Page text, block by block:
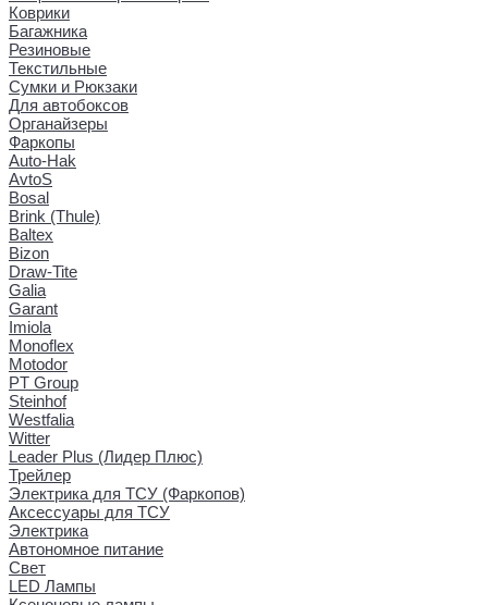
Коврики
Багажника
Резиновые
Текстильные
Сумки и Рюкзаки
Для автобоксов
Органайзеры
Фаркопы
Auto-Hak
AvtoS
Bosal
Brink (Thule)
Baltex
Bizon
Draw-Tite
Galia
Garant
Imiola
Monoflex
Motodor
PT Group
Steinhof
Westfalia
Witter
Leader Plus (Лидер Плюс)
Трейлер
Электрика для ТСУ (Фаркопов)
Аксессуары для ТСУ
Электрика
Автономное питание
Свет
LED Лампы